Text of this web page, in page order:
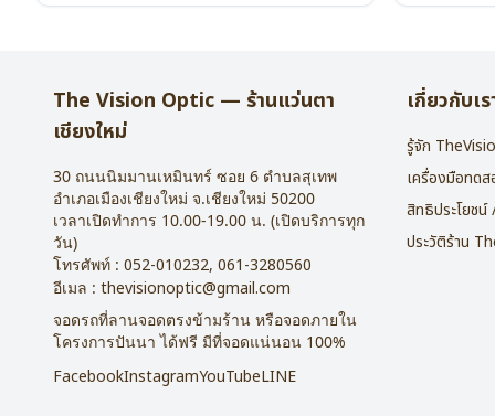
The Vision Optic — ร้านแว่นตา
เชียงใหม่
30 ถนนนิมมานเหมินทร์ ซอย 6 ตำบลสุเทพ
อำเภอเมืองเชียงใหม่ จ.เชียงใหม่ 50200
เวลาเปิดทำการ 10.00-19.00 น. (เปิดบริการทุก
วัน)
โทรศัพท์ : 052-010232, 061-3280560
อีเมล : thevisionoptic@gmail.com
จอดรถที่ลานจอดตรงข้ามร้าน หรือจอดภายใน
โครงการปันนา ได้ฟรี มีที่จอดแน่นอน 100%
FacebookInstagramYouTubeLINE
เกี่ยวกับเร
รู้จัก
เครื่องมือทดส
สิทธิประโยชน์
ประวัติร้าน